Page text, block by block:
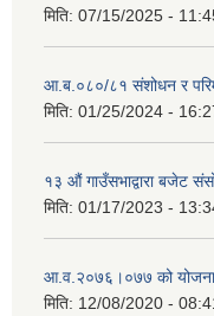
मिति: 07/15/2025 -
आ.ब.०८०/८१ संशोधन र
मिति: 01/25/2024 -
१३ औं गाउँसभाद्वारा बजेट
मिति: 01/17/2023 -
आ‍.व.२०७६।०७७ को योजना
मिति: 12/08/2020 -